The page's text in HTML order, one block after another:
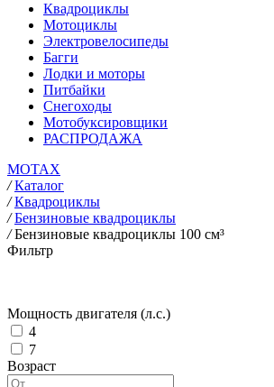
Квадроциклы
Мотоциклы
Электровелосипеды
Багги
Лодки и моторы
Питбайки
Снегоходы
Мотобуксировщики
РАСПРОДАЖА
MOTAX
/ Каталог
/ Квадроциклы
/ Бензиновые квадроциклы
/ Бензиновые квадроциклы 100 см³
Фильтр
Мощность двигателя (л.с.)
4
7
Возраст